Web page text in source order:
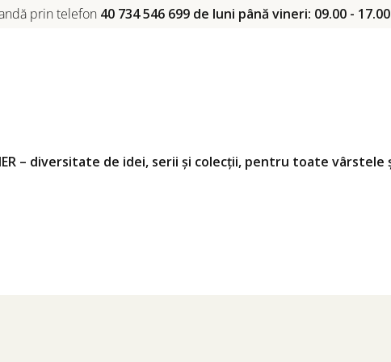
prin telefon 40 734 546 699 de luni până vineri: 09.00 - 17.00